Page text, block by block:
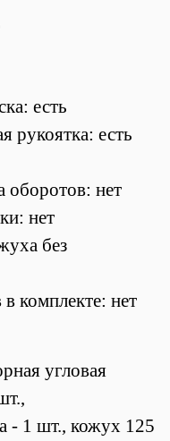
есть
рукоятка: есть
оборотов: нет
нет
без
комплекте: нет
угловая
- 1 шт., кожух 125